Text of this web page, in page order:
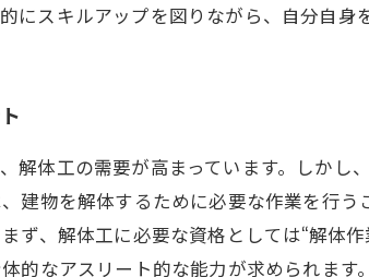
スキルアップを図りながら、自分自身
解体工の需要が高まっています。しかし
建物を解体するために必要な作業を行
ず、解体工に必要な資格としては“解体
的なアスリート的な能力が求められま